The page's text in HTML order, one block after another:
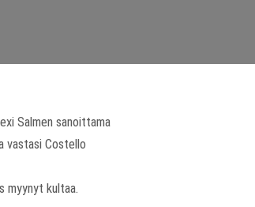
Salmen sanoittama
vastasi Costello
myynyt kultaa.